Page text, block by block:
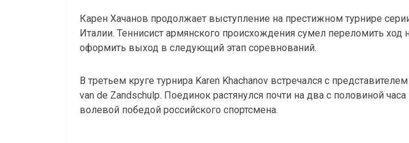
Карен Хачанов продолжает выступление на престижном турнире
Италии. Теннисист армянского происхождения сумел переломить ход
оформить выход в следующий этап соревнований.
В третьем круге турнира Karen Khachanov встречался с
van de Zandschulp. Поединок растянулся почти на два с половиной
волевой победой российского спортсмена.